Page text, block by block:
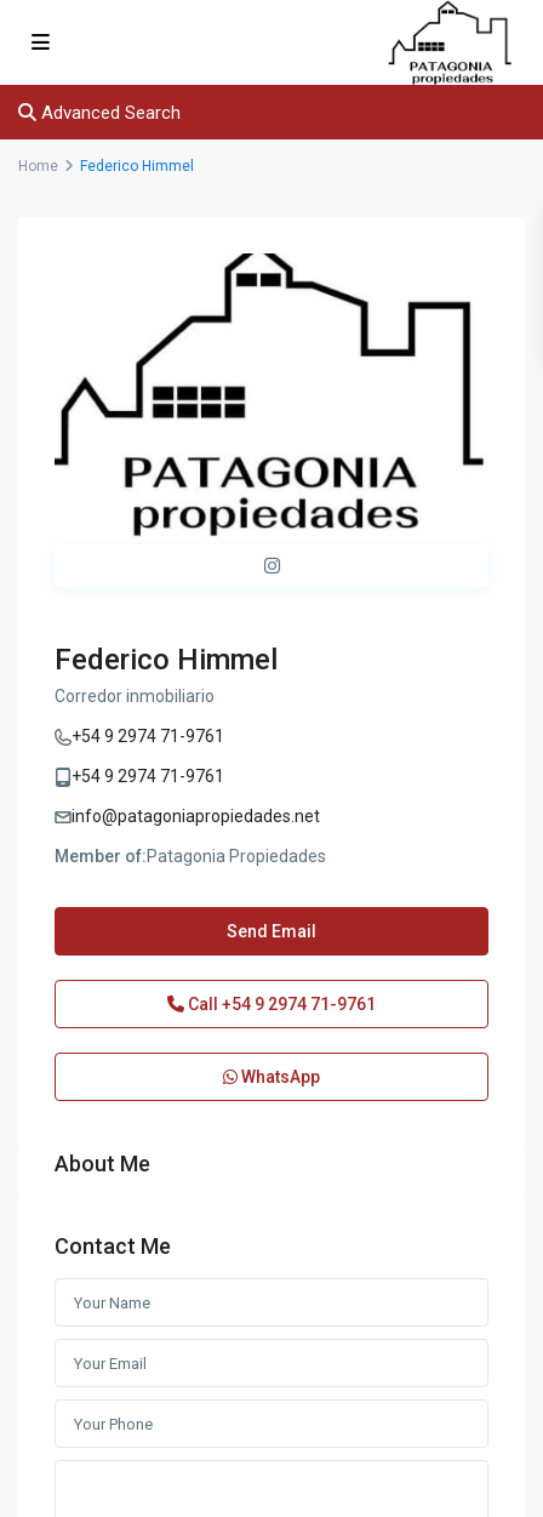
Advanced Search
Home Federico Himmel
Federico Himmel
Corredor inmobiliario
+54 9 2974 71-9761
+54 9 2974 71-9761
info@patagoniapropiedades.net
Member of:Patagonia Propiedades
Send Email
Call +54 9 2974 71-9761
WhatsApp
About Me
Contact Me